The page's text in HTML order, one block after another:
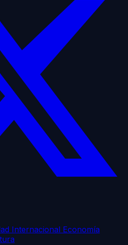
Internacional Economía